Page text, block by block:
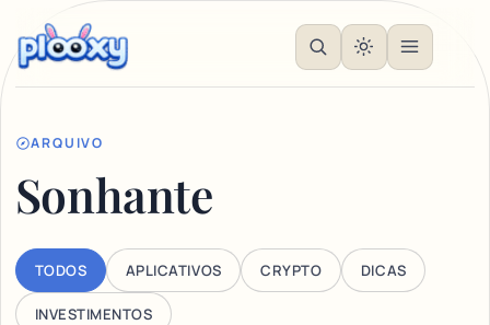
ARQUIVO
Sonhante
TODOS APLICATIVOS CRYPTO DICAS
INVESTIMENTOS